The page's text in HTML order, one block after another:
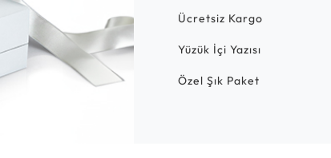
Ücretsiz Kargo
Yüzük İçi Yazısı
Özel Şık Paket